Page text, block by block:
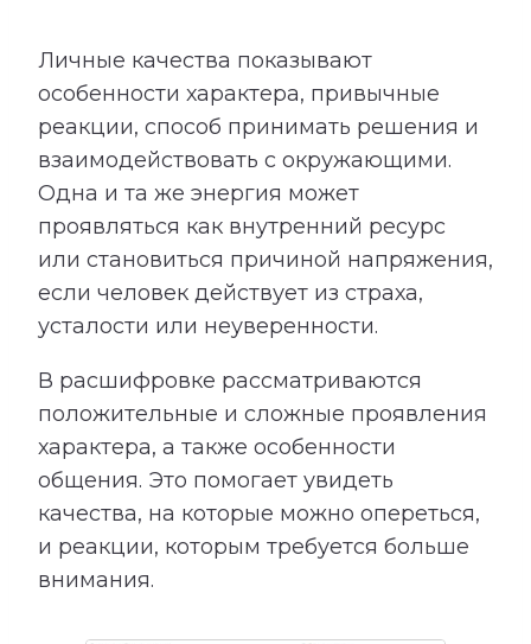
Личные качества показывают
особенности характера, привычные
реакции, способ принимать решения и
взаимодействовать с окружающими.
Одна и та же энергия может
проявляться как внутренний ресурс
или становиться причиной напряжения,
если человек действует из страха,
усталости или неуверенности.
В расшифровке рассматриваются
положительные и сложные проявления
характера, а также особенности
общения. Это помогает увидеть
качества, на которые можно опереться,
и реакции, которым требуется больше
внимания.